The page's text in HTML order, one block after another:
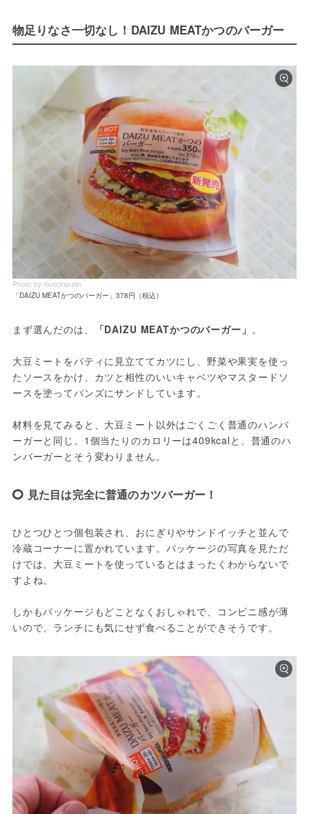
物足りなさ一切なし！DAIZU MEATかつのバーガー
Photo by muccinpurin
「DAIZU MEATかつのバーガー」378円（税込）
まず選んだのは、 「DAIZU MEATかつのバーガー」 。
大豆ミートをパティに見立ててカツにし、野菜や果実を使っ
たソースをかけ、カツと相性のいいキャベツやマスタードソ
ースを塗ってバンズにサンドしています。
材料を見てみると、大豆ミート以外はごくごく普通のハンバ
ーガーと同じ。1個当たりのカロリーは409kcalと、普通のハ
ンバーガーとそう変わりません。
見た目は完全に普通のカツバーガー！
ひとつひとつ個包装され、おにぎりやサンドイッチと並んで
冷蔵コーナーに置かれています。パッケージの写真を見ただ
けでは、大豆ミートを使っているとはまったくわからないで
すよね。
しかもパッケージもどことなくおしゃれで、コンビニ感が薄
いので、ランチにも気にせず食べることができそうです。